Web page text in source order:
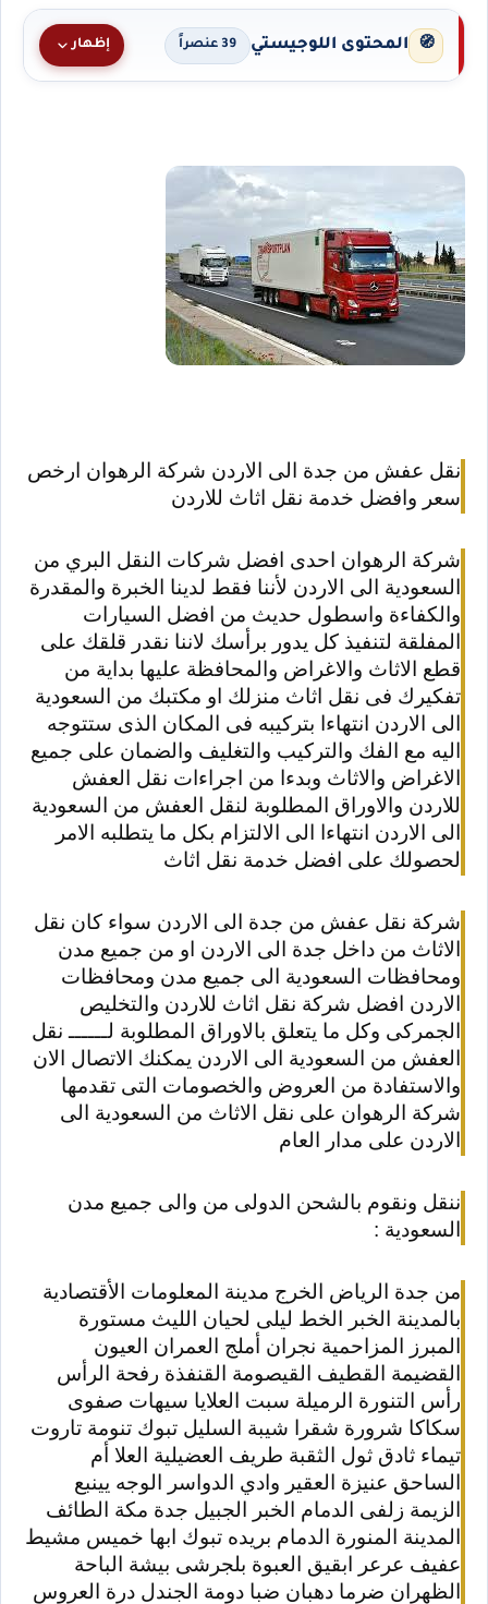
🧭 المحتوى اللوجيستي 39 عنصراً إظهار
نقل عفش من جدة الى الاردن شركة الرهوان ارخص
سعر وافضل خدمة نقل اثاث للاردن
شركة الرهوان احدى افضل شركات النقل البري من
السعودية الى الاردن لأننا فقط لدينا الخبرة والمقدرة
والكفاءة واسطول حديث من افضل السيارات
المفلقة لتنفيذ كل يدور برأسك لاننا نقدر قلقك على
قطع الاثاث والاغراض والمحافظة عليها بداية من
تفكيرك فى نقل اثاث منزلك او مكتبك من السعودية
الى الاردن انتهاءا بتركيبه فى المكان الذى ستتوجه
اليه مع الفك والتركيب والتغليف والضمان على جميع
الاغراض والاثاث وبدءا من اجراءات نقل العفش
للاردن والاوراق المطلوبة لنقل العفش من السعودية
الى الاردن انتهاءا الى الالتزام بكل ما يتطلبه الامر
لحصولك على افضل خدمة نقل اثاث
شركة نقل عفش من جدة الى الاردن سواء كان نقل
الاثاث من داخل جدة الى الاردن او من جميع مدن
ومحافظات السعودية الى جميع مدن ومحافظات
الاردن افضل شركة نقل اثاث للاردن والتخليص
الجمركى وكل ما يتعلق بالاوراق المطلوبة لــــــ نقل
العفش من السعودية الى الاردن يمكنك الاتصال الان
والاستفادة من العروض والخصومات التى تقدمها
شركة الرهوان على نقل الاثاث من السعودية الى
الاردن على مدار العام
ننقل ونقوم بالشحن الدولى من والى جميع مدن
السعودية :
من جدة الرياض الخرج مدينة المعلومات الأقتصادية
بالمدينة الخبر الخط ليلى لحيان الليث مستورة
المبرز المزاحمية نجران أملج العمران العيون
القضيمة القطيف القيصومة القنفذة رفحة الرأس
رأس التنورة الرميلة سبت العلايا سيهات صفوى
سكاكا شرورة شقرا شيبة السليل تبوك تنومة تاروت
تيماء ثادق ثول الثقبة طريف العضيلية العلا أم
الساحق عنيزة العقير وادي الدواسر الوجه يينبع
الزيمة زلفى
الدمام الخبر الجبيل جدة مكة الطائف
المدينة المنورة الدمام بريده تبوك ابها خميس مشيط
عفيف عرعر ابقيق العبوة بلجرشى بيشة الباحة
الظهران ضرما دهبان ضبا دومة الجندل درة العروس